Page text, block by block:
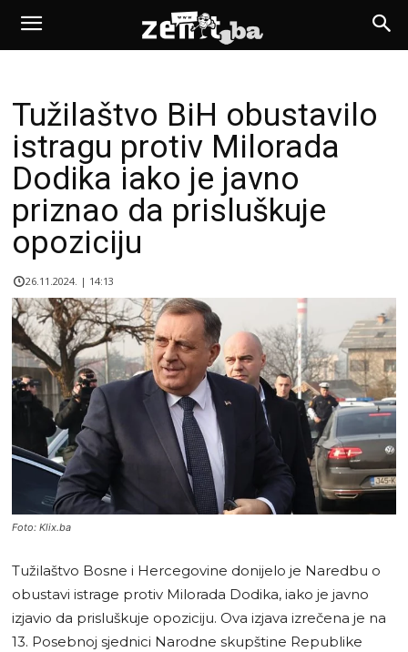
Tužilaštvo BiH obustavilo
istragu protiv Milorada
Dodika iako je javno
priznao da prisluškuje
opoziciju
26.11.2024. | 14:13
Foto: Klix.ba
Tužilaštvo Bosne i Hercegovine donijelo je Naredbu o
obustavi istrage protiv Milorada Dodika, iako je javno
izjavio da prisluškuje opoziciju. Ova izjava izrečena je na
13. Posebnoj sjednici Narodne skupštine Republike